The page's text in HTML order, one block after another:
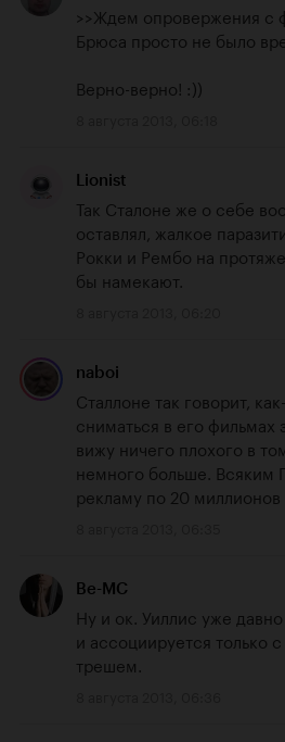
>>Ждем опровержения с
Брюса просто не было
Верно-верно! :))
Lionist
Так Сталоне же о себе
оставлял, жалкое
Рокки и Рембо на
бы намекают.
naboi
Сталлоне так говорит,
сниматься в его
вижу ничего плохого в
немного больше. Всяким
рекламу по 20 миллионов
Be-MC
Ну и ок. Уиллис уже
и ассоциируется только
трешем.